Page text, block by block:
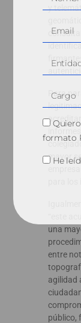
y
Para
mayor
una
entre
agilidad
público,
formato
He